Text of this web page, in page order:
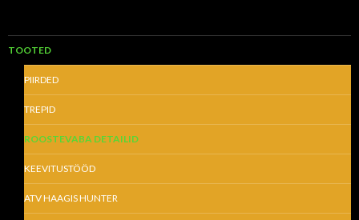
TOOTED
PIIRDED
TREPID
ROOSTEVABA DETAILID
KEEVITUSTÖÖD
ATV HAAGIS HUNTER